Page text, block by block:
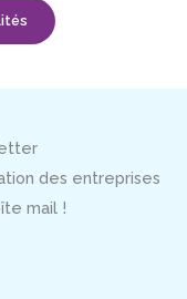
des entreprises
mail !